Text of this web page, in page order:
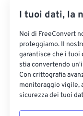
I tuoi dati, la
Noi di FreeConvert
proteggiamo. Il
garantisce che i tuoi
stia convertendo
Con crittografia
monitoraggio vigile,
sicurezza dei tuoi